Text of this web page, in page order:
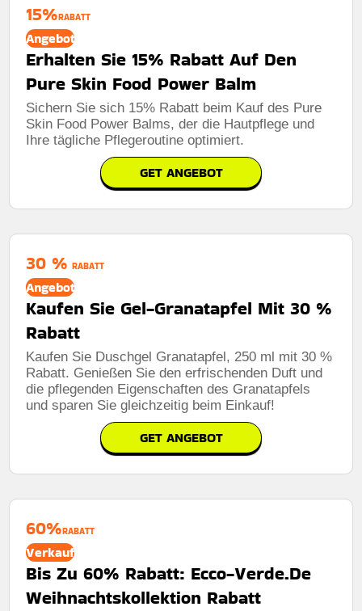
15%RABATT
Angebot
Erhalten Sie 15% Rabatt Auf Den
Pure Skin Food Power Balm
Sichern Sie sich 15% Rabatt beim Kauf des Pure
Skin Food Power Balms, der die Hautpflege und
Ihre tägliche Pflegeroutine optimiert.
GET ANGEBOT
30 % RABATT
Angebot
Kaufen Sie Gel-Granatapfel Mit 30 %
Rabatt
Kaufen Sie Duschgel Granatapfel, 250 ml mit 30 %
Rabatt. Genießen Sie den erfrischenden Duft und
die pflegenden Eigenschaften des Granatapfels
und sparen Sie gleichzeitig beim Einkauf!
GET ANGEBOT
60%RABATT
Verkauf
Bis Zu 60% Rabatt: Ecco-Verde.De
Weihnachtskollektion Rabatt